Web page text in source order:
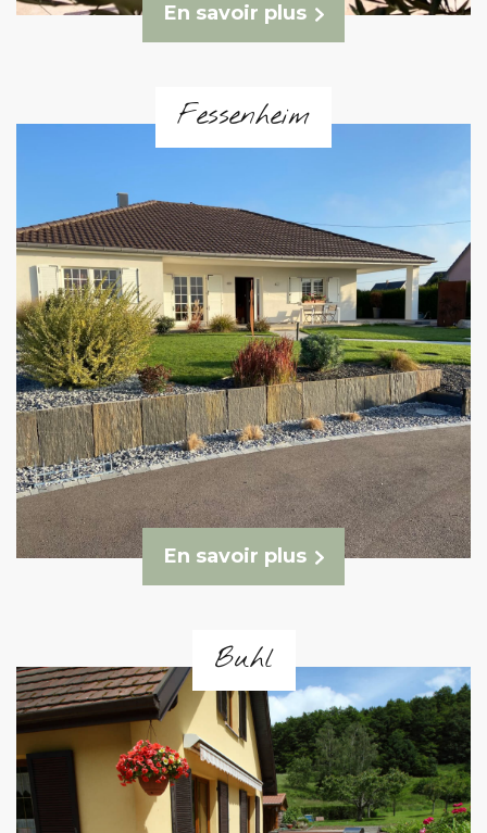
En savoir plus
Fessenheim
En savoir plus
Buhl